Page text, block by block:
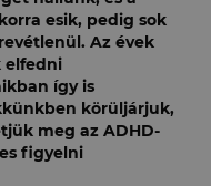
esik, pedig sok
Az évek
elfedni
így is
körüljárjuk,
meg az ADHD-
figyelni